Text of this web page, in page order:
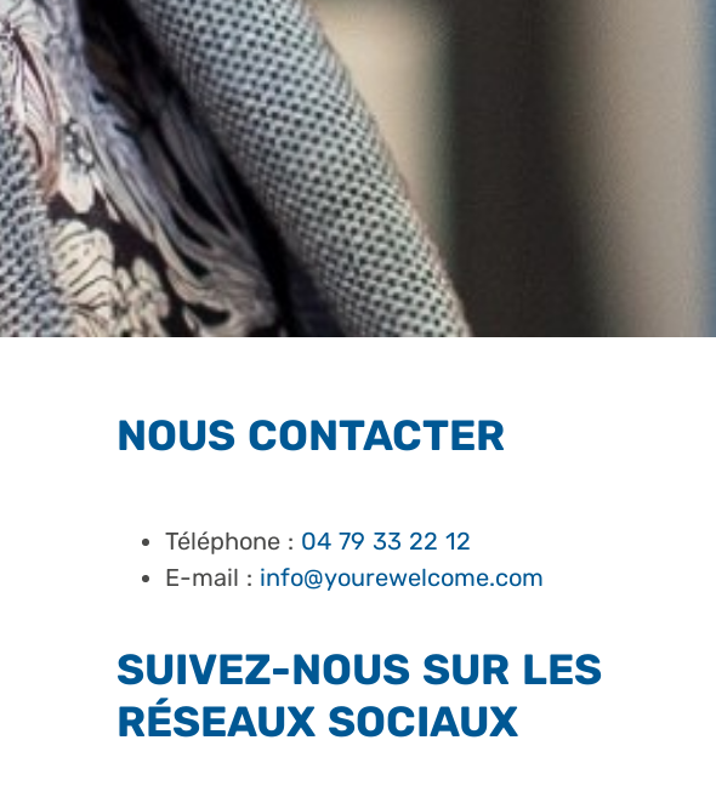
NOUS CONTACTER
Téléphone : 04 79 33 22 12
E-mail : info@yourewelcome.com
SUIVEZ-NOUS SUR LES
RÉSEAUX SOCIAUX